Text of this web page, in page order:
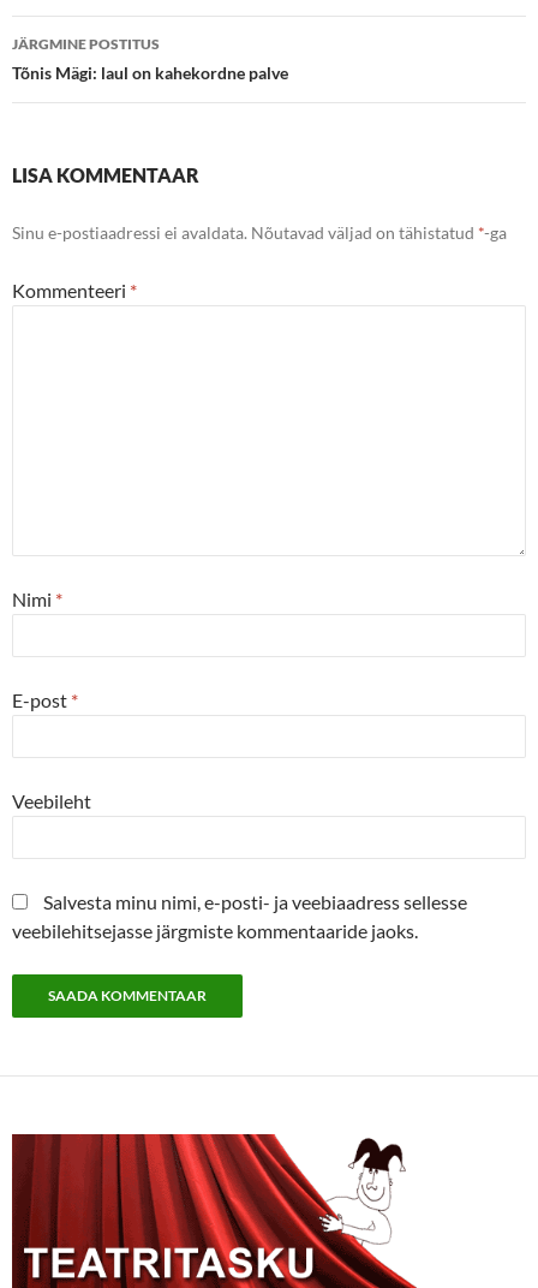
JÄRGMINE POSTITUS
Tõnis Mägi: laul on kahekordne palve
LISA KOMMENTAAR
Sinu e-postiaadressi ei avaldata. Nõutavad väljad on tähistatud *-ga
Kommenteeri *
Nimi *
E-post *
Veebileht
Salvesta minu nimi, e-posti- ja veebiaadress sellesse
veebilehitsejasse järgmiste kommentaaride jaoks.